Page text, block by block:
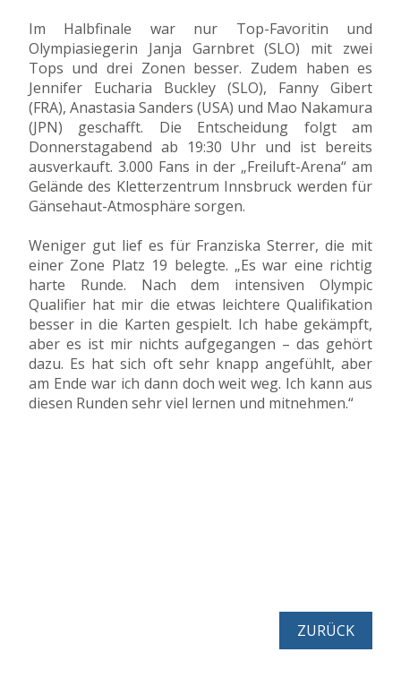
Im Halbfinale war nur Top-Favoritin und
Olympiasiegerin Janja Garnbret (SLO) mit zwei
Tops und drei Zonen besser. Zudem haben es
Jennifer Eucharia Buckley (SLO), Fanny Gibert
(FRA), Anastasia Sanders (USA) und Mao Nakamura
(JPN) geschafft. Die Entscheidung folgt am
Donnerstagabend ab 19:30 Uhr und ist bereits
ausverkauft. 3.000 Fans in der „Freiluft-Arena“ am
Gelände des Kletterzentrum Innsbruck werden für
Gänsehaut-Atmosphäre sorgen.
Weniger gut lief es für Franziska Sterrer, die mit
einer Zone Platz 19 belegte. „Es war eine richtig
harte Runde. Nach dem intensiven Olympic
Qualifier hat mir die etwas leichtere Qualifikation
besser in die Karten gespielt. Ich habe gekämpft,
aber es ist mir nichts aufgegangen – das gehört
dazu. Es hat sich oft sehr knapp angefühlt, aber
am Ende war ich dann doch weit weg. Ich kann aus
diesen Runden sehr viel lernen und mitnehmen.“
ZURÜCK